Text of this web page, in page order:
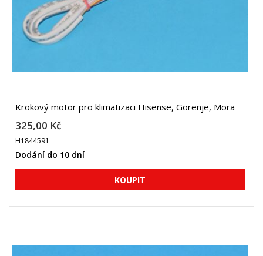
Krokový motor pro klimatizaci Hisense, Gorenje, Mora
325,00 Kč
H1844591
Dodání do 10 dní